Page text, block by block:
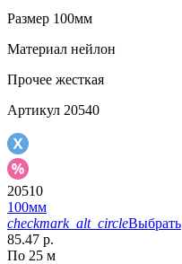
Размер 100мм
Материал нейлон
Прочее жесткая
Артикул 20540
20510
100мм
checkmark_alt_circleВыбрать
85.47 р.
По 25 м